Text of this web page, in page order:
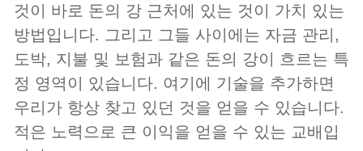
것이 바로 돈의 강 근처에 있는 것이 가치 있는
방법입니다. 그리고 그들 사이에는 자금 관리,
도박, 지불 및 보험과 같은 돈의 강이 흐르는 특
정 영역이 있습니다. 여기에 기술을 추가하면
우리가 항상 찾고 있던 것을 얻을 수 있습니다.
적은 노력으로 큰 이익을 얻을 수 있는 교배입